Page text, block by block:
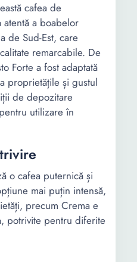
cafea de
a boabelor
de Sud-Est, care
remarcabile. De
Forte a fost adaptată
proprietățile și gustul
de depozitare
utilizare în
o cafea puternică și
mai puțin intensă,
precum Crema e
potrivite pentru diferite